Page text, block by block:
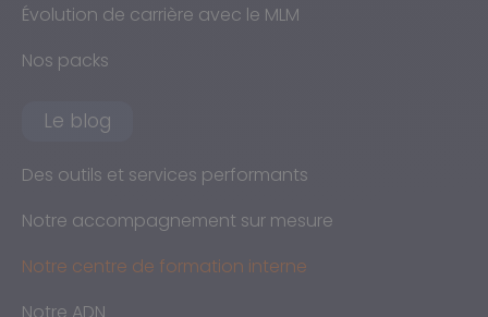
Évolution de carrière avec le MLM
Nos packs
Le blog
Des outils et services performants
Notre accompagnement sur mesure
Notre centre de formation interne
Notre ADN